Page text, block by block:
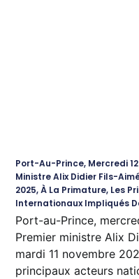
Port-Au-Prince, Mercredi
Ministre Alix Didier Fils-
2025, À La Primature, Les
Internationaux Impliqués
Port-au-Prince,
Premier ministre Alix
mardi 11 novembre
principaux acteurs